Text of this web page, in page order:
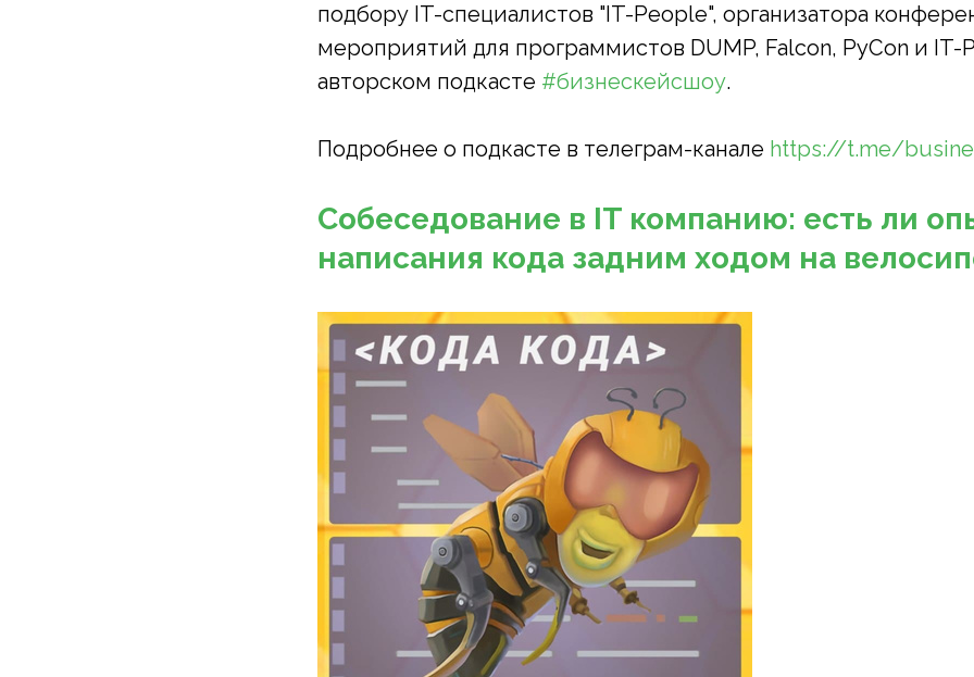
подбору IT-специалистов "IT-People", организатора
мероприятий для программистов DUMP, Falcon, PyCon и IT-
авторском подкасте #бизнескейсшоу.
Подробнее о подкасте в телеграм-канале https://t.me/
Собеседование в IT компанию: есть ли
написания кода задним ходом на